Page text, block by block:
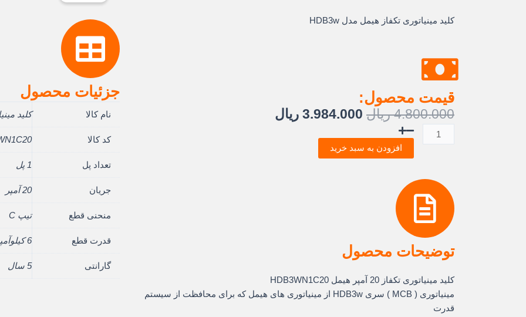
کلید مینیاتوری تکفاز هیمل مدل HDB3w
قیمت محصول:
4.800.000 ریال قیمت
بود.
3.984.000 ریال
مینیاتوری
20
آمپر
6KA
تیپ
هیمل
افزودن به سبد خرید
توضیحات محصول
کلید مینیاتوری تکفاز 20 آمپر هیمل HDB3WN1C20
مینیاتوری ( MCB ) سری HDB3w از مینیاتوری های هیمل که برای محافظت از سیستم
قدرت
جزئیات محصول
نام کالا کلید
کد کالا
تعداد پل 1 پل
جریان 20 آمپر
منحنی قطع تیپ C
قدرت قطع 6 کیلوآمپر
گارانتی 5 سال